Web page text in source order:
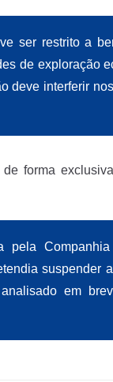
ser restrito a
de exploração
deve interferir
forma
pela
suspender
em